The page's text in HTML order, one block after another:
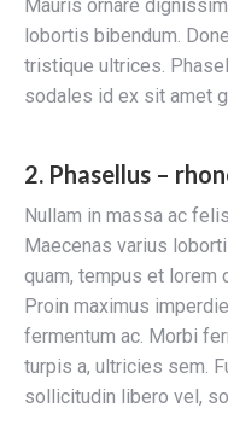
Mauris ornare
lobortis bibendum.
tristique ultrices.
sodales id ex sit amet
2. Phasellus –
Nullam in massa ac
Maecenas varius
quam, tempus et lorem
Proin maximus
fermentum ac. Morbi
turpis a, ultricies sem.
sollicitudin libero vel,